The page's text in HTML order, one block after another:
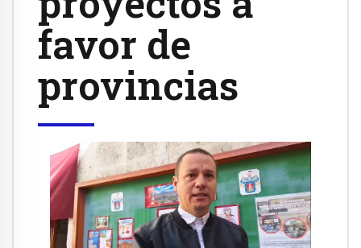
favor de
provincias